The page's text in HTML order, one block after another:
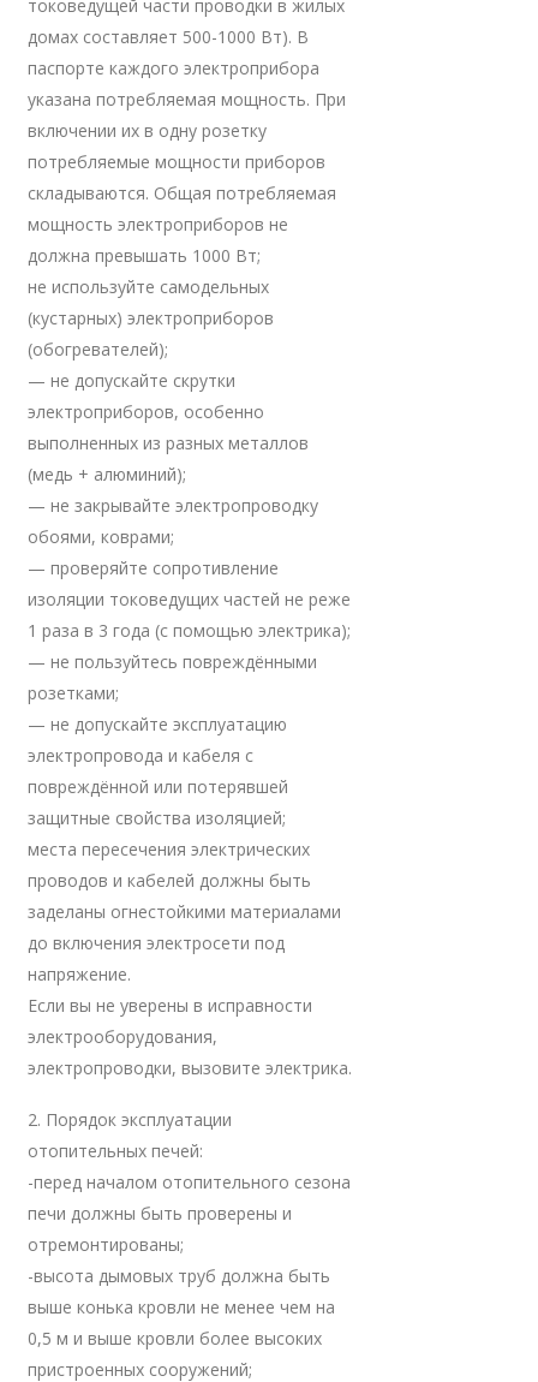
токоведущей части проводки в жилых
домах составляет 500-1000 Вт). В
паспорте каждого электроприбора
указана потребляемая мощность. При
включении их в одну розетку
потребляемые мощности приборов
складываются. Общая потребляемая
мощность электроприборов не
должна превышать 1000 Вт;
не используйте самодельных
(кустарных) электроприборов
(обогревателей);
— не допускайте скрутки
электроприборов, особенно
выполненных из разных металлов
(медь + алюминий);
— не закрывайте электропроводку
обоями, коврами;
— проверяйте сопротивление
изоляции токоведущих частей не реже
1 раза в 3 года (с помощью электрика);
— не пользуйтесь повреждёнными
розетками;
— не допускайте эксплуатацию
электропровода и кабеля с
повреждённой или потерявшей
защитные свойства изоляцией;
места пересечения электрических
проводов и кабелей должны быть
заделаны огнестойкими материалами
до включения электросети под
напряжение.
Если вы не уверены в исправности
электрооборудования,
электропроводки, вызовите электрика.
2. Порядок эксплуатации
отопительных печей:
-перед началом отопительного сезона
печи должны быть проверены и
отремонтированы;
-высота дымовых труб должна быть
выше конька кровли не менее чем на
0,5 м и выше кровли более высоких
пристроенных сооружений;